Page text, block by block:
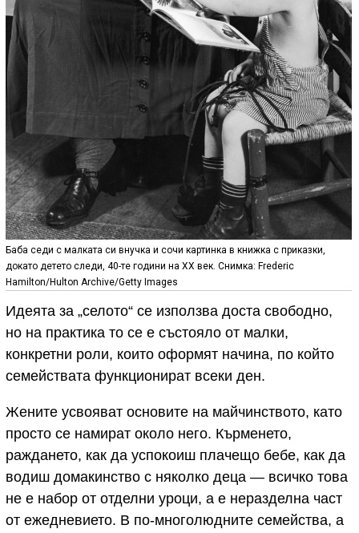
Баба седи с малката си внучка и сочи картинка в книжка с приказки,
докато детето следи, 40-те години на XX век. Снимка: Frederic
Hamilton/Hulton Archive/Getty Images
Идеята за „селото“ се използва доста свободно,
но на практика то се е състояло от малки,
конкретни роли, които оформят начина, по който
семействата функционират всеки ден.
Жените усвояват основите на майчинството, като
просто се намират около него. Кърменето,
раждането, как да успокоиш плачещо бебе, как да
водиш домакинство с няколко деца — всичко това
не е набор от отделни уроци, а е неразделна част
от ежедневието. В по-многолюдните семейства, а